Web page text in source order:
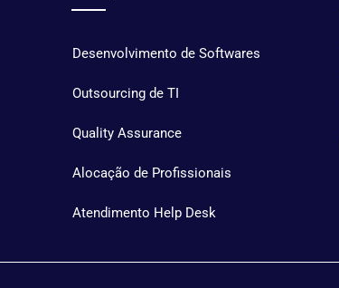
Desenvolvimento de Softwares
Outsourcing de TI
Quality Assurance
Alocação de Profissionais
Atendimento Help Desk